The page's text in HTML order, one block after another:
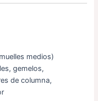
medios)
gemelos,
de columna,